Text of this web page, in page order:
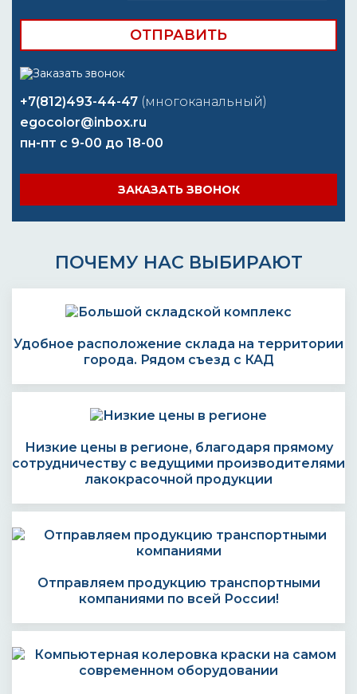
+7(812)493-44-47 (многоканальный)
egocolor@inbox.ru
пн-пт с 9-00 до 18-00
ЗАКАЗАТЬ ЗВОНОК
ПОЧЕМУ НАС ВЫБИРАЮТ
Удобное расположение склада на территории
города. Рядом съезд с КАД
Низкие цены в регионе, благодаря прямому
сотрудничеству с ведущими производителями
лакокрасочной продукции
Отправляем продукцию транспортными
компаниями по всей России!